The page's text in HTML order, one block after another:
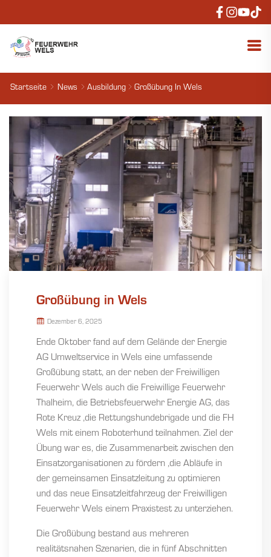
Startseite News Ausbildung Großübung In Wels
Großübung in Wels
Dezember 6, 2025
Ende Oktober fand auf dem Gelände der Energie
AG Umweltservice in Wels eine umfassende
Großübung statt, an der neben der Freiwilligen
Feuerwehr Wels auch die Freiwillige Feuerwehr
Thalheim, die Betriebsfeuerwehr Energie AG, das
Rote Kreuz ,die Rettungshundebrigade und die FH
Wels mit einem Roboterhund teilnahmen. Ziel der
Übung war es, die Zusammenarbeit zwischen den
Einsatzorganisationen zu fördern ,die Abläufe in
der gemeinsamen Einsatzleitung zu optimieren
und das neue Einsatzleitfahrzeug der Freiwilligen
Feuerwehr Wels einem Praxistest zu unterziehen.
Die Großübung bestand aus mehreren
realitätsnahen Szenarien, die in fünf Abschnitten